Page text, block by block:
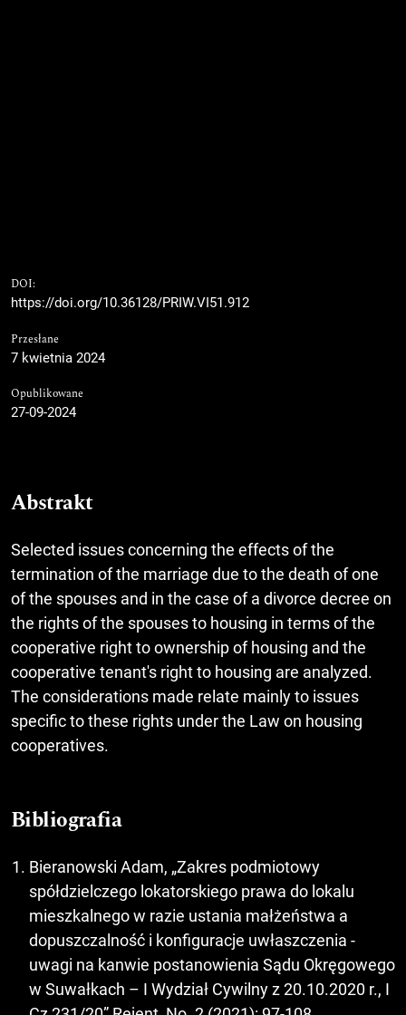
DOI:
https://doi.org/10.36128/PRIW.VI51.912
Przesłane
7 kwietnia 2024
Opublikowane
27-09-2024
Abstrakt
Selected issues concerning the effects of the
termination of the marriage due to the death of one
of the spouses and in the case of a divorce decree on
the rights of the spouses to housing in terms of the
cooperative right to ownership of housing and the
cooperative tenant's right to housing are analyzed.
The considerations made relate mainly to issues
specific to these rights under the Law on housing
cooperatives.
Bibliografia
Bieranowski Adam, „Zakres podmiotowy
spółdzielczego lokatorskiego prawa do lokalu
mieszkalnego w razie ustania małżeństwa a
dopuszczalność i konfiguracje uwłaszczenia -
uwagi na kanwie postanowienia Sądu Okręgowego
w Suwałkach – I Wydział Cywilny z 20.10.2020 r., I